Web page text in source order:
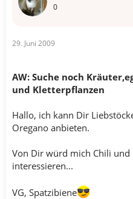
0
29. Juni 2009
AW: Suche noch
und Kletterpflanzen
Hallo, ich kann Dir
Oregano anbieten.
Von Dir würd mich Chili und
interessieren...
VG, Spatzibiene